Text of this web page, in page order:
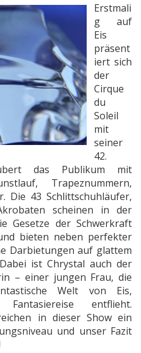
Erstmali
g auf
Eis
präsent
iert sich
der
Cirque
du
Soleil
mit
seiner
42.
das Publikum mit
Trapeznummern,
Die 43 Schlittschuhläufer,
scheinen in der
Gesetze der Schwerkraft
bieten neben perfekter
Darbietungen auf glattem
ist Chrystal auch der
– einer jungen Frau, die
Welt von Eis,
entflieht.
in dieser Show ein
und unser Fazit